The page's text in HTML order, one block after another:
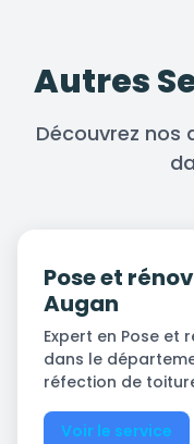
Autres
Découvrez nos
Pose et
Augan
Expert en Pose et
dans le
réfection de
Voir le service